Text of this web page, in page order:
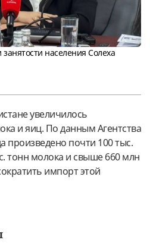
населения Солеха
увеличилось
и яиц. По данным Агентства
произведено почти 100 тыс.
тонн молока и свыше 660 млн
импорт этой